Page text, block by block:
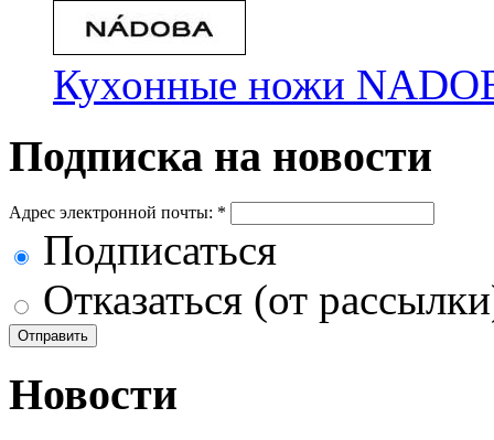
Кухонные ножи
Подписка на новости
Адрес электронной почты: *
Подписаться
Отказаться (от
Новости